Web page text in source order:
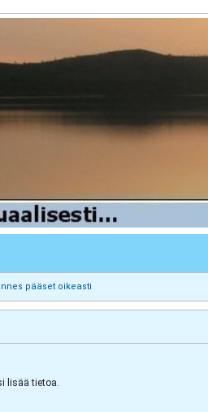
pääset oikeasti
lisää tietoa.